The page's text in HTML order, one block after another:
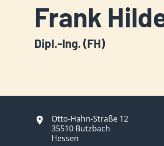
Frank
Dipl.-Ing. (FH)
Otto-Hahn-Straße 12
35510 Butzbach
Hessen